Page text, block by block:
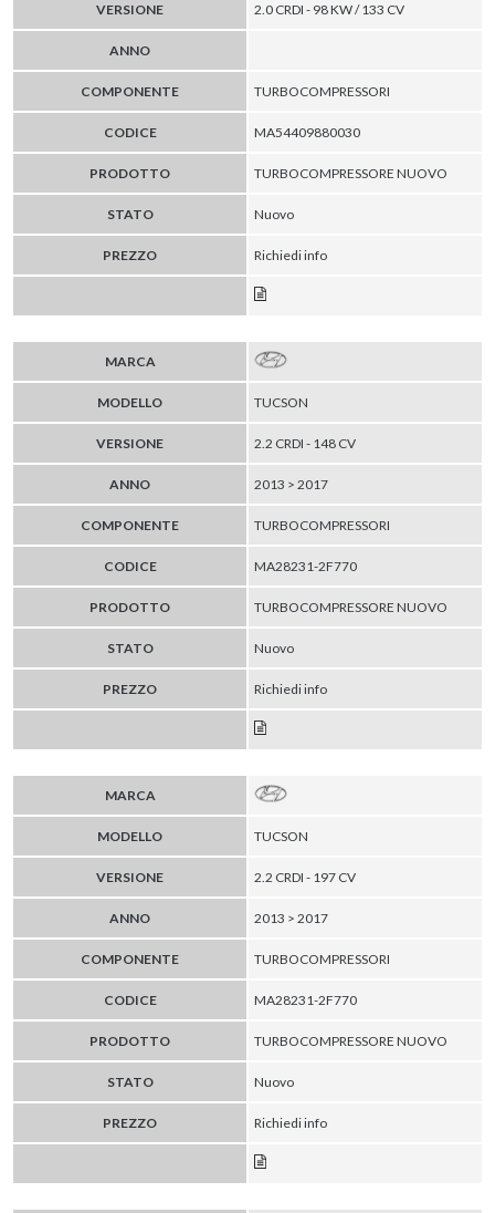
VERSIONE 2.0 CRDI - 98 KW / 133 CV
ANNO
COMPONENTE TURBOCOMPRESSORI
CODICE MA54409880030
PRODOTTO TURBOCOMPRESSORE NUOVO
STATO Nuovo
PREZZO Richiedi info
MARCA
MODELLO TUCSON
VERSIONE 2.2 CRDI - 148 CV
ANNO 2013 > 2017
COMPONENTE TURBOCOMPRESSORI
CODICE MA28231-2F770
PRODOTTO TURBOCOMPRESSORE NUOVO
STATO Nuovo
PREZZO Richiedi info
MARCA
MODELLO TUCSON
VERSIONE 2.2 CRDI - 197 CV
ANNO 2013 > 2017
COMPONENTE TURBOCOMPRESSORI
CODICE MA28231-2F770
PRODOTTO TURBOCOMPRESSORE NUOVO
STATO Nuovo
PREZZO Richiedi info